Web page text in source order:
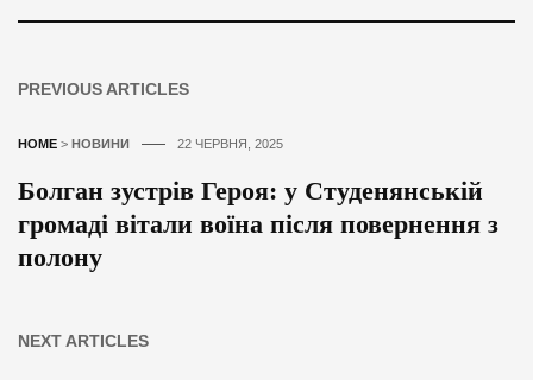
PREVIOUS ARTICLES
HOME > НОВИНИ 22 ЧЕРВНЯ, 2025
Болган зустрів Героя: у Студенянській
громаді вітали воїна після повернення з
полону
NEXT ARTICLES